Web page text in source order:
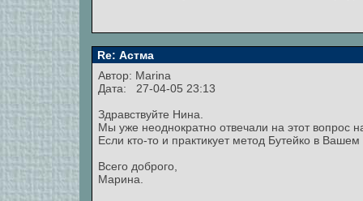
Re: Астма
Автор: Marina
Дата: 27-04-05 23:13
Здравствуйте Нина.
Мы уже неоднократно отвечали на этот вопрос
Если кто-то и практикует метод Бутейко в
Всего доброго,
Марина.